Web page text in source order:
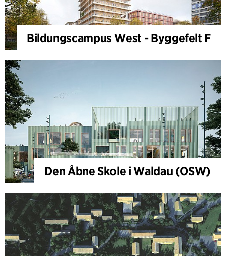
Bildungscampus West - Byggefelt F
Den Åbne Skole i Waldau (OSW)